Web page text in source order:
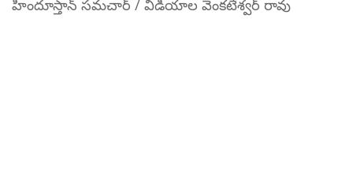
హిందూస్తాన్ సమచార్ / విడియాల వెంకటేశ్వర్ రావు